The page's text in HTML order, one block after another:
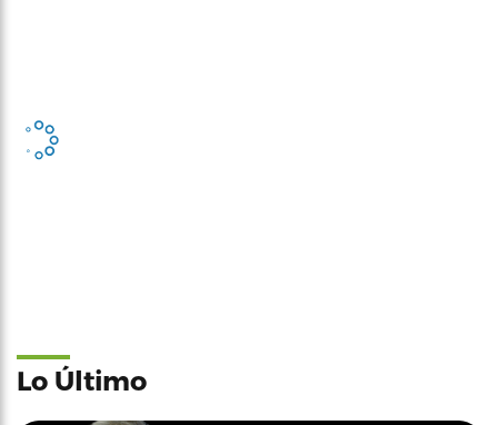
Lo Último